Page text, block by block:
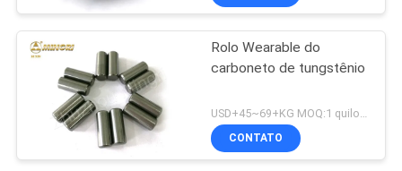
Rolo Wearable do
carboneto de tungstênio
CONTATO